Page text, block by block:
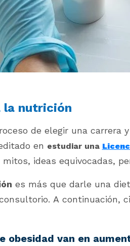
la nutrición
de elegir una carrera
en estudiar una
ideas equivocadas,
es más que darle una
A continuación,
obesidad van en